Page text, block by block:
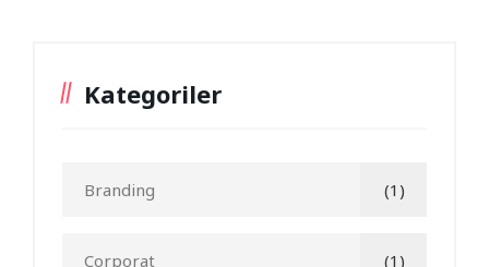
Kategoriler
Branding (1)
Corporat (1)